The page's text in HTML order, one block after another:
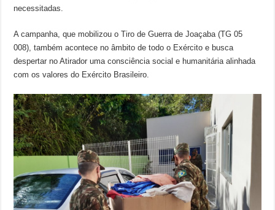
necessitadas.
A campanha, que mobilizou o Tiro de Guerra de Joaçaba (TG 05
008), também acontece no âmbito de todo o Exército e busca
despertar no Atirador uma consciência social e humanitária alinhada
com os valores do Exército Brasileiro.